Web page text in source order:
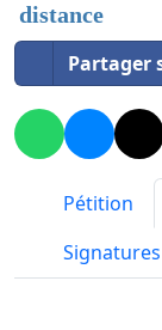
distance
Partager
Pétition
Signatures